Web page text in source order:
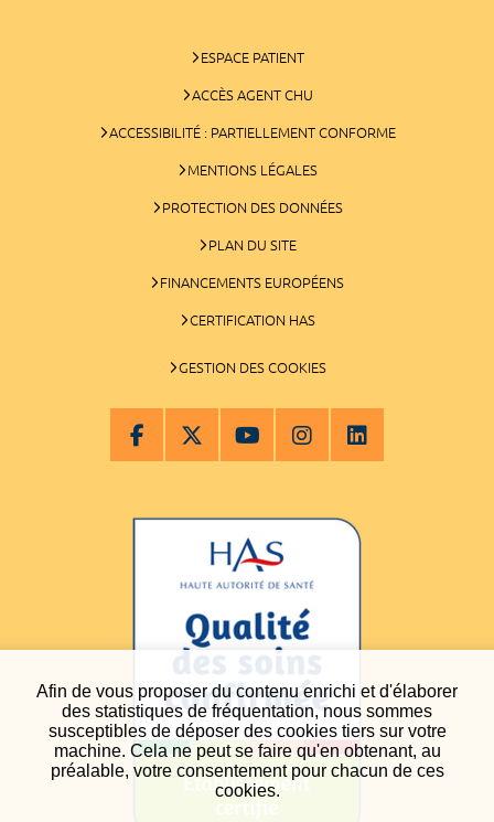
Afin de vous proposer du contenu enrichi et d'élaborer
des statistiques de fréquentation, nous sommes
susceptibles de déposer des cookies tiers sur votre
machine. Cela ne peut se faire qu'en obtenant, au
préalable, votre consentement pour chacun de ces
cookies.
ESPACE PATIENT
ACCÈS AGENT CHU
ACCESSIBILITÉ : PARTIELLEMENT CONFORME
MENTIONS LÉGALES
PROTECTION DES DONNÉES
PLAN DU SITE
FINANCEMENTS EUROPÉENS
CERTIFICATION HAS
GESTION DES COOKIES